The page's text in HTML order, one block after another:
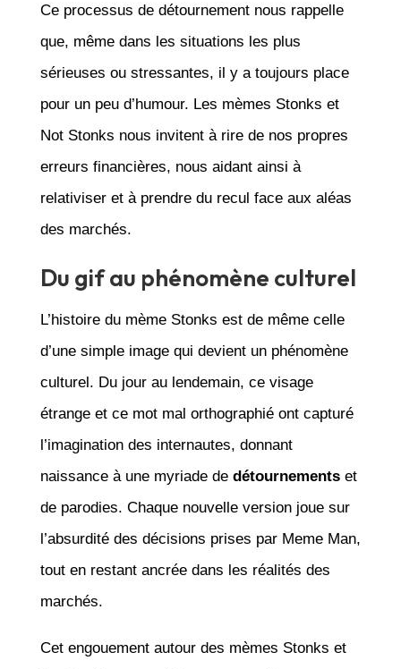
Ce processus de détournement nous rappelle
que, même dans les situations les plus
sérieuses ou stressantes, il y a toujours place
pour un peu d’humour. Les mèmes Stonks et
Not Stonks nous invitent à rire de nos propres
erreurs financières, nous aidant ainsi à
relativiser et à prendre du recul face aux aléas
des marchés.
Du gif au phénomène culturel
L’histoire du mème Stonks est de même celle
d’une simple image qui devient un phénomène
culturel. Du jour au lendemain, ce visage
étrange et ce mot mal orthographié ont capturé
l’imagination des internautes, donnant
naissance à une myriade de détournementset
de parodies. Chaque nouvelle version joue sur
l’absurdité des décisions prises par Meme Man,
tout en restant ancrée dans les réalités des
marchés.
Cet engouement autour des mèmes Stonks et